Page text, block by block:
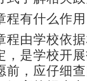
有什么作用
由学校依据
，是学校开
前，应仔细